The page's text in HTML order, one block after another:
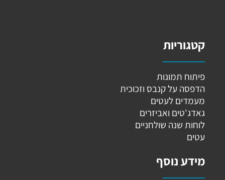
קטגוריות
פיתוח תמונות
הדפסה על קנבס וזכוכית
מעמדים לעטים
גאדג'טים ואביזרים
לוחות שנה שולחניים
עטים
מידע נוסף